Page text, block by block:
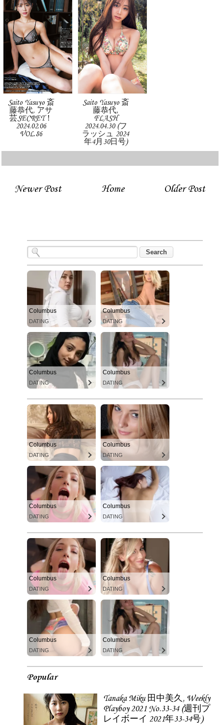
Saito Yasuyo 斎
藤恭代, アサ
芸SECRET！
2024.02.06
VOL.86
Saito Yasuyo 斎
藤恭代,
FLASH
2024.04.30 (フ
ラッシュ 2024
年4月30日号)
Newer Post Older Post
Home
Columbus
DATING
Columbus
DATING
Columbus
DATING
Columbus
DATING
Columbus
DATING
Columbus
DATING
Columbus
DATING
Columbus
DATING
Columbus
DATING
Columbus
DATING
Columbus
DATING
Columbus
DATING
Popular
Tanaka Miku 田中美久, Weekly
Playboy 2021 No.33-34 (週刊プ
レイボーイ 2021年33-34号)